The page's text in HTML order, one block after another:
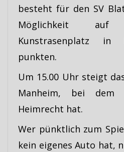
besteht für den SV
Möglichkeit
Kunstrasenplatz in
punkten.
Um 15.00 Uhr steigt
Manheim, bei dem
Heimrecht hat.
Wer pünktlich zum
kein eigenes Auto hat,